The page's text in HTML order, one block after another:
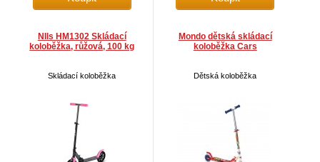
NIls HM1302 Skládací
koloběžka, růžová, 100 kg
Skládací koloběžka
Mondo dětská skládací
koloběžka Cars
Dětská koloběžka